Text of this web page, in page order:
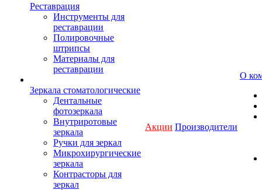
Реставрация
Инструменты для
реставрации
Полировочные
штрипсы
Материалы для
реставрации
Зеркала стоматологические
Дентальные
фотозеркала
Внутриротовые
зеркала
Ручки для зеркал
Микрохирургические
зеркала
Контрасторы для
зеркал
Акции Производители
О